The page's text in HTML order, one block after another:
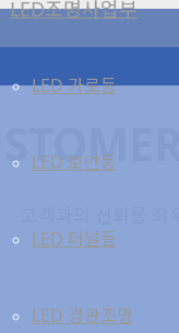
LED조명사업부
LED 가로등
LED 보안등
LED 터널등
LED 경관조명